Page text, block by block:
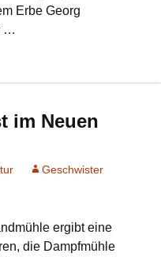
Erbe Georg
…
im Neuen
Geschwister
ergibt eine
die Dampfmühle